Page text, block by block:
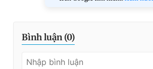
Bình luận (0)